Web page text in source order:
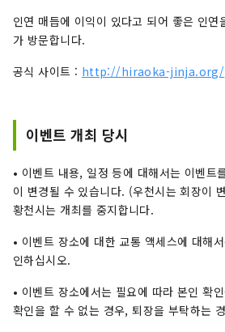
인연 매듭에 이익이 있다고 되어 좋은 인연
가 방문합니다.
공식 사이트 : http://hiraoka-jinja.org/
이벤트 개최 당시
• 이벤트 내용, 일정 등에 대해서는 이벤트
이 변경될 수 있습니다. (우천시는 회장이
황천시는 개최를 중지합니다.
• 이벤트 장소에 대한 교통 액세스에 대해
인하십시오.
• 이벤트 장소에서는 필요에 따라 본인 확
확인을 할 수 없는 경우, 퇴장을 부탁하는